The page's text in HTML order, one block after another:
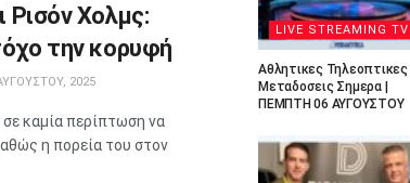
Ρισόν Χολμς:
την κορυφή
2025
καμία περίπτωση να
η πορεία του στον
LIVE STREAMING TV
Αθλητικες Τηλεοπτικες
Μεταδοσεις Σημερα |
ΠΕΜΠΤΗ 06 ΑΥΓΟΥΣΤΟΥ